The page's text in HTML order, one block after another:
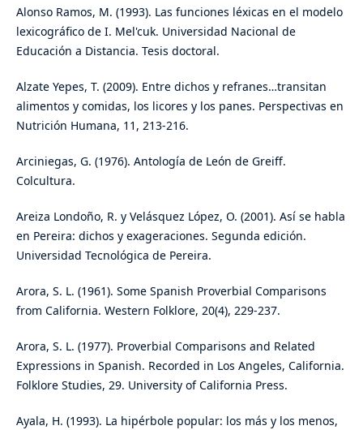
Alonso Ramos, M. (1993). Las funciones léxicas en el modelo
lexicográfico de I. Mel'cuk. Universidad Nacional de
Educación a Distancia. Tesis doctoral.
Alzate Yepes, T. (2009). Entre dichos y refranes…transitan
alimentos y comidas, los licores y los panes. Perspectivas en
Nutrición Humana, 11, 213-216.
Arciniegas, G. (1976). Antología de León de Greiff.
Colcultura.
Areiza Londoño, R. y Velásquez López, O. (2001). Así se habla
en Pereira: dichos y exageraciones. Segunda edición.
Universidad Tecnológica de Pereira.
Arora, S. L. (1961). Some Spanish Proverbial Comparisons
from California. Western Folklore, 20(4), 229-237.
Arora, S. L. (1977). Proverbial Comparisons and Related
Expressions in Spanish. Recorded in Los Angeles, California.
Folklore Studies, 29. University of California Press.
Ayala, H. (1993). La hipérbole popular: los más y los menos,